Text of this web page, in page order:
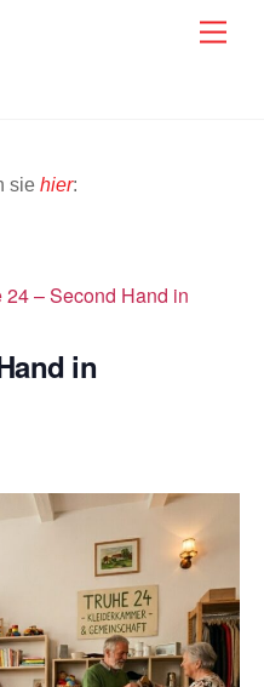
sie hier:
24 – Second Hand in
in